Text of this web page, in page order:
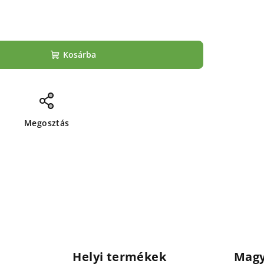
Kosárba
Megosztás
Helyi termékek